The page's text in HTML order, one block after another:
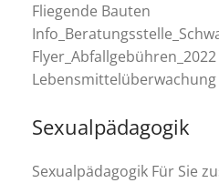
Fliegende Bauten
Lebensmittelüberwachung
Sexualpädagogik
Sexualpädagogik Für Sie